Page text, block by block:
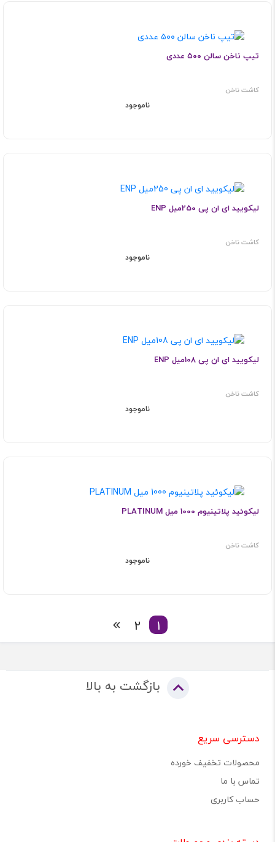
تیپ ناخن سالن ۵۰۰ عددی
کاشت ناخن
ناموجود
لیکویید ای ان پی 250میل ENP
کاشت ناخن
ناموجود
لیکویید ای ان پی 108میل ENP
کاشت ناخن
ناموجود
لیکوئید پلاتینیوم 1000 میل PLATINUM
کاشت ناخن
ناموجود
1
2
بازگشت به بالا
دسترسی سریع
محصولات تخفیف خورده
تماس با ما
حساب کاربری